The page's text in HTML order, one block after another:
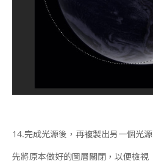
14.完成光源後，再複製出另一個光源
先將原本做好的圖層關閉，以便檢視